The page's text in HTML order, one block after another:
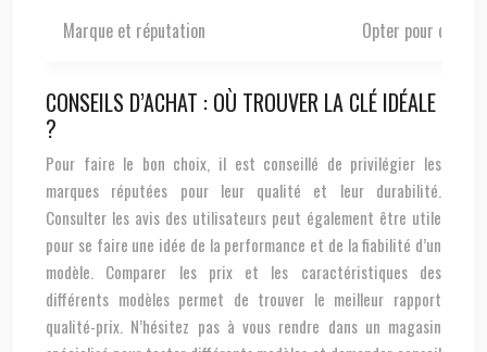
Marque et réputation Opter pour des
CONSEILS D’ACHAT : OÙ TROUVER LA CLÉ IDÉALE
?
Pour faire le bon choix, il est conseillé de privilégier les
marques réputées pour leur qualité et leur durabilité.
Consulter les avis des utilisateurs peut également être utile
pour se faire une idée de la performance et de la fiabilité d’un
modèle. Comparer les prix et les caractéristiques des
différents modèles permet de trouver le meilleur rapport
qualité-prix. N’hésitez pas à vous rendre dans un magasin